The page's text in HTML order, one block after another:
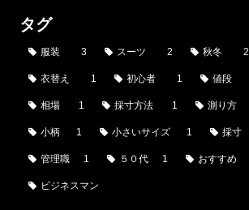
タグ
服装 3 スーツ 2 秋冬 2
衣替え 1 初心者 1 値段
相場 1 採寸方法 1 測り方
小柄 1 小さいサイズ 1 採寸
管理職 1 ５０代 1 おすすめ
ビジネスマン